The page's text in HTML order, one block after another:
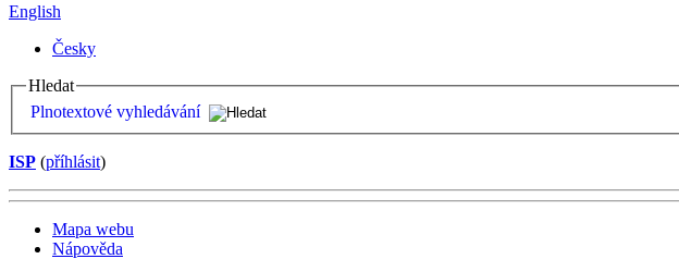
English
Česky
Hledat
Plnotextové vyhledávání
ISP (příhlásit)
Mapa webu
Nápověda